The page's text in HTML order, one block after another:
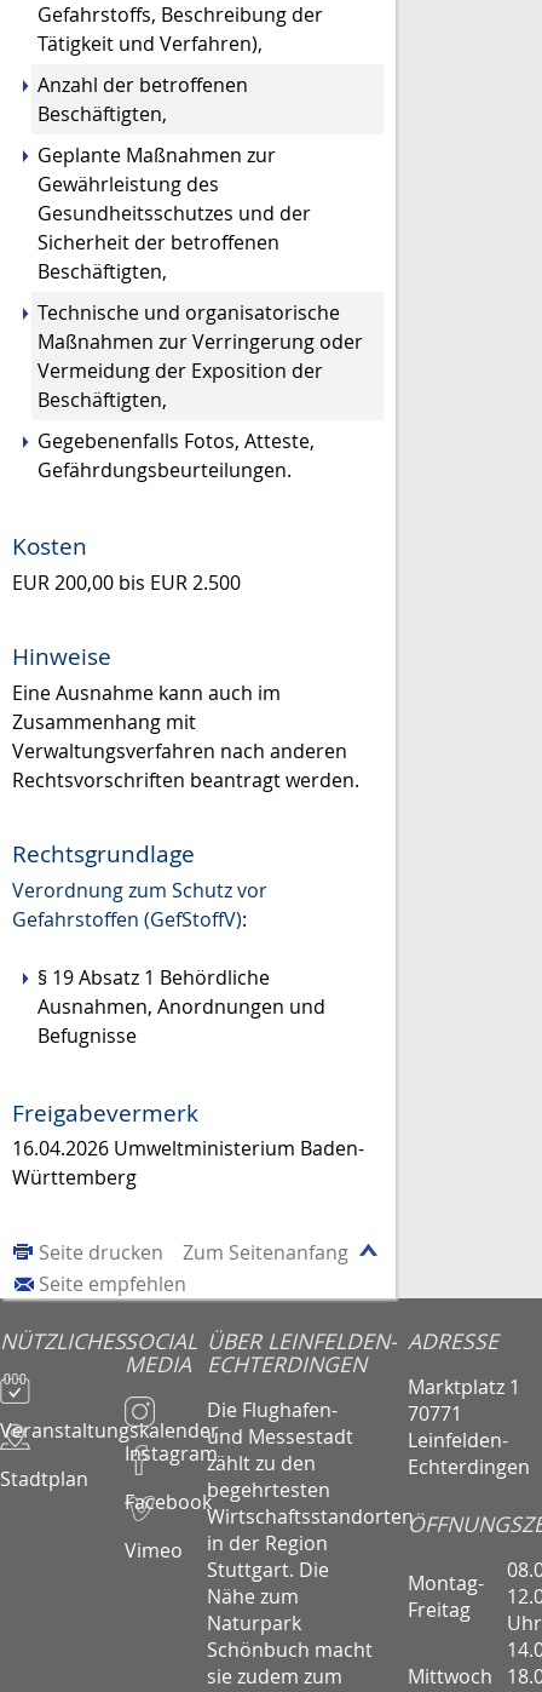
Gefahrstoffs, Beschreibung der
Tätigkeit und Verfahren),
Anzahl der betroffenen
Beschäftigten,
Geplante Maßnahmen zur
Gewährleistung des
Gesundheitsschutzes und der
Sicherheit der betroffenen
Beschäftigten,
Technische und organisatorische
Maßnahmen zur Verringerung oder
Vermeidung der Exposition der
Beschäftigten,
Gegebenenfalls Fotos, Atteste,
Gefährdungsbeurteilungen.
Kosten
EUR 200,00 bis EUR 2.500
Hinweise
Eine Ausnahme kann auch im
Zusammenhang mit
Verwaltungsverfahren nach anderen
Rechtsvorschriften beantragt werden.
Rechtsgrundlage
Verordnung zum Schutz vor
Gefahrstoffen (GefStoffV):
§ 19 Absatz 1 Behördliche
Ausnahmen, Anordnungen und
Befugnisse
Freigabevermerk
16.04.2026 Umweltministerium Baden-
Württemberg
Zum Seitenanfang
Seite drucken
Seite empfehlen
NÜTZLICHES
Veranstaltungskalender
Stadtplan
SOCIAL
MEDIA
Instagram
Facebook
Vimeo
ÜBER LEINFELDEN-
ECHTERDINGEN
Die Flughafen-
und Messestadt
zählt zu den
begehrtesten
Wirtschaftsstandorten
in der Region
Stuttgart. Die
Nähe zum
Naturpark
Schönbuch macht
sie zudem zum
ADRESSE
Marktplatz 1
70771
Leinfelden-
Echterdingen
Montag-
Freitag
Uhr
Mittwoch